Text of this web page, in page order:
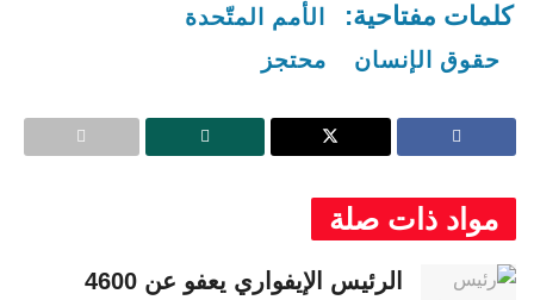
كلمات مفتاحية:
الأمم المتّحدة
حقوق الإنسان
محتجز
مواد ذات صلة
الرئيس الإيفواري يعفو عن 4600